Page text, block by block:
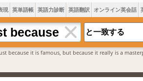
現 英単語帳 英語力診断 英語翻訳 オンライン英会話
because it is famous, but because it really is a